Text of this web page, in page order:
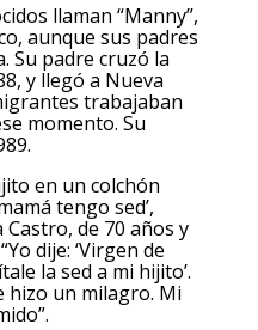
llaman “Manny”,
aunque sus padres
Su padre cruzó la
y llegó a Nueva
trabajaban
momento. Su
en un colchón
tengo sed’,
Castro, de 70 años y
dije: ‘Virgen de
la sed a mi hijito’.
hizo un milagro. Mi